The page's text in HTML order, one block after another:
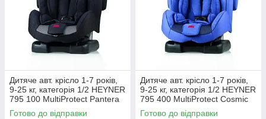
Дитяче aвт. крісло 1-7 років,
9-25 кг, категорія 1/2 HEYNER
795 100 MultiProtect Pantera
Black
Готово до відправки
Дитяче aвт. крісло 1-7 років,
9-25 кг, категорія 1/2 HEYNER
795 400 MultiProtect Cosmic
Blue
Готово до відправки